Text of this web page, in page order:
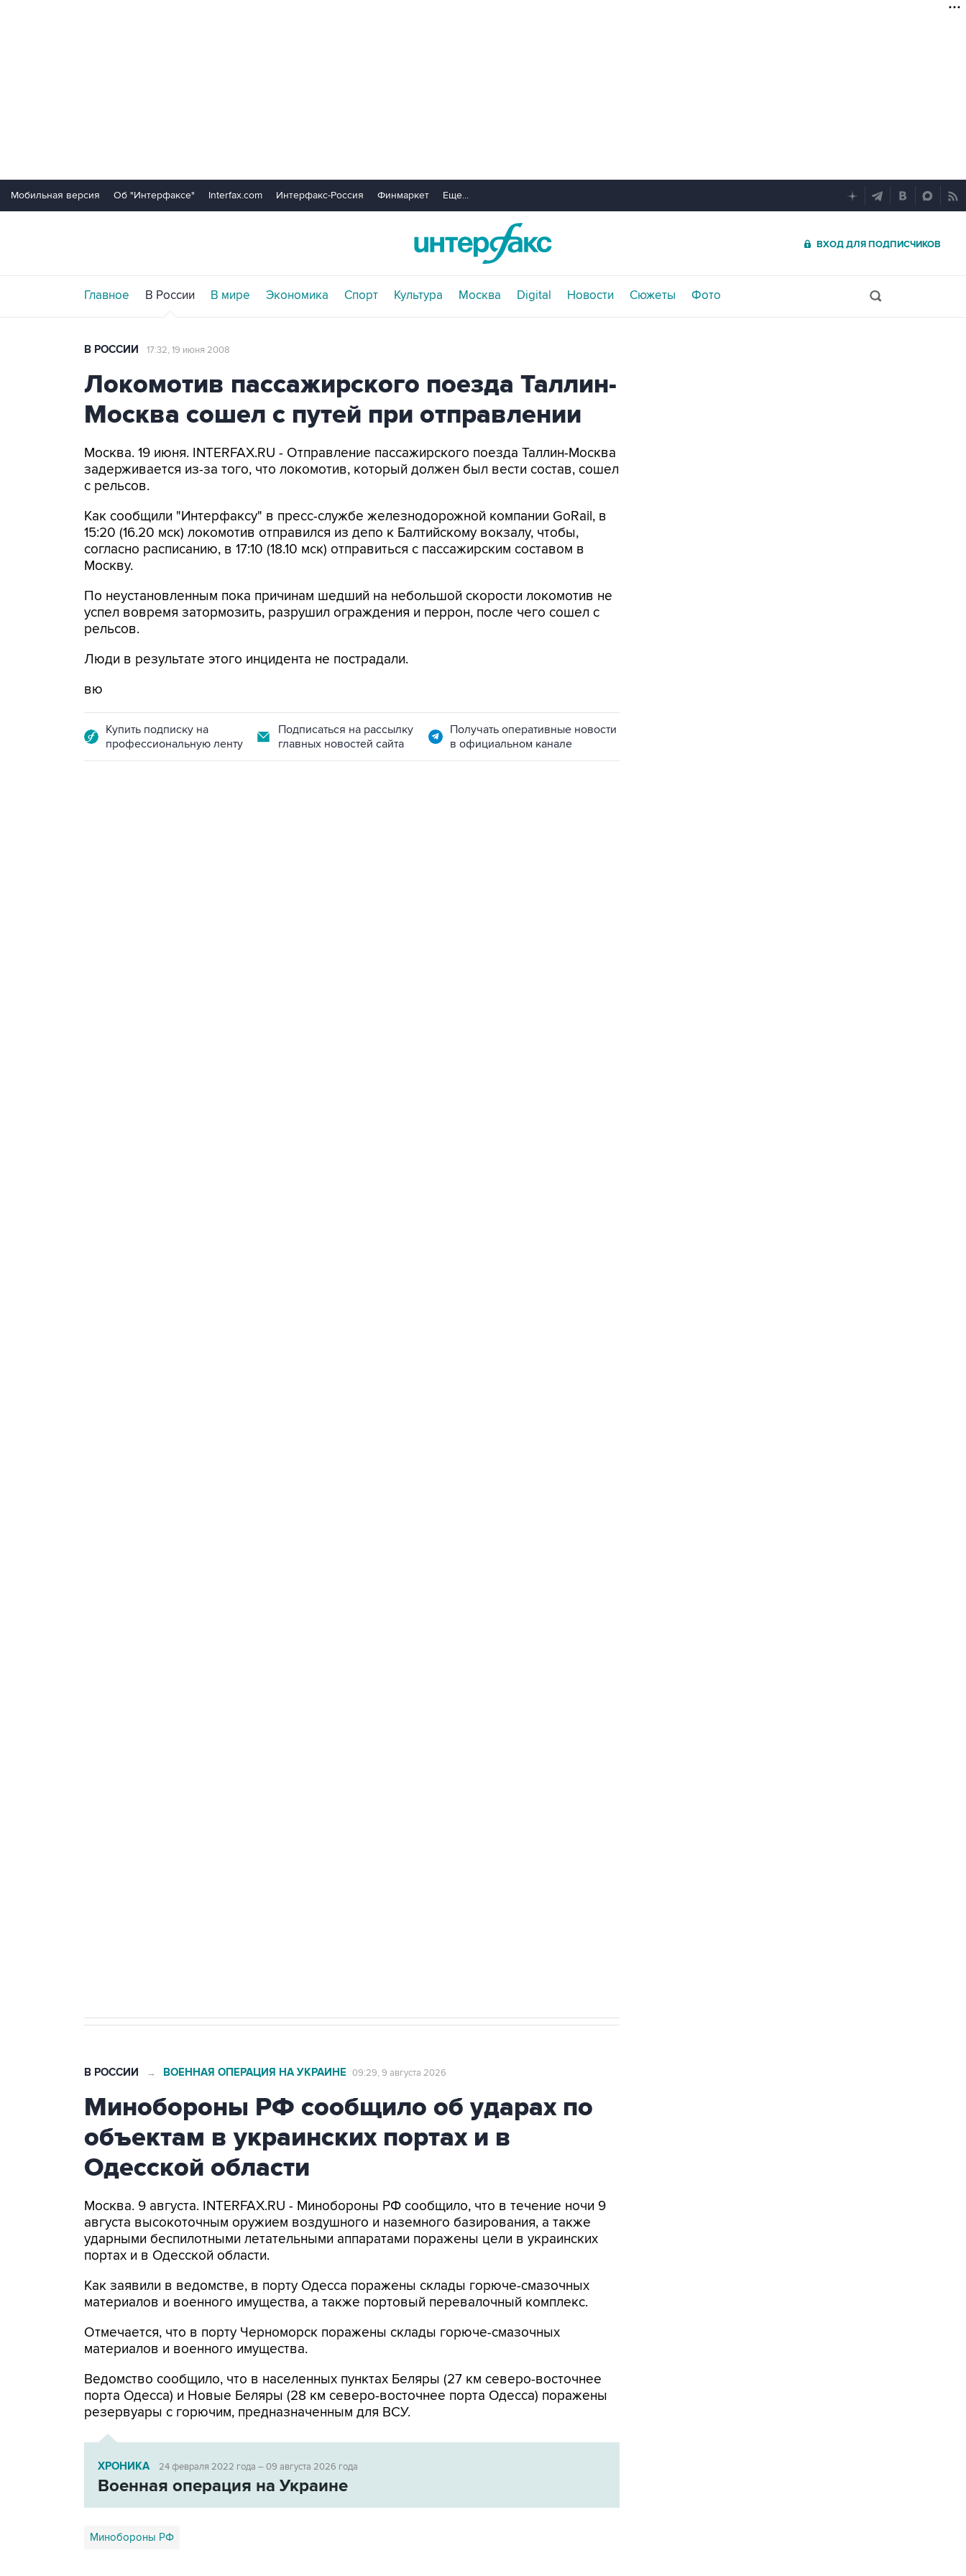
Мобильная версия Об "Интерфаксе" Interfax.com Интерфакс-Россия Финмаркет Еще...
ВХОД ДЛЯ ПОДПИСЧИКОВ
Главное В России В мире Экономика Спорт Культура Москва Digital Новости Сюжеты Фото
В РОССИИ 17:32, 19 июня 2008
Локомотив пассажирского поезда Таллин-
Москва сошел с путей при отправлении
Москва. 19 июня. INTERFAX.RU - Отправление пассажирского поезда Таллин-Москва
задерживается из-за того, что локомотив, который должен был вести состав, сошел
с рельсов.
Как сообщили "Интерфаксу" в пресс-службе железнодорожной компании GoRail, в
15:20 (16.20 мск) локомотив отправился из депо к Балтийскому вокзалу, чтобы,
согласно расписанию, в 17:10 (18.10 мск) отправиться с пассажирским составом в
Москву.
По неустановленным пока причинам шедший на небольшой скорости локомотив не
успел вовремя затормозить, разрушил ограждения и перрон, после чего сошел с
рельсов.
Люди в результате этого инцидента не пострадали.
вю
Купить подписку на
профессиональную ленту
Подписаться на рассылку
главных новостей сайта
Получать оперативные новости
в официальном канале
В РОССИИ → ВОЕННАЯ ОПЕРАЦИЯ НА УКРАИНЕ 09:29, 9 августа 2026
Минобороны РФ сообщило об ударах по
объектам в украинских портах и в
Одесской области
Москва. 9 августа. INTERFAX.RU - Минобороны РФ сообщило, что в течение ночи 9
августа высокоточным оружием воздушного и наземного базирования, а также
ударными беспилотными летательными аппаратами поражены цели в украинских
портах и в Одесской области.
Как заявили в ведомстве, в порту Одесса поражены склады горюче-смазочных
материалов и военного имущества, а также портовый перевалочный комплекс.
Отмечается, что в порту Черноморск поражены склады горюче-смазочных
материалов и военного имущества.
Ведомство сообщило, что в населенных пунктах Беляры (27 км северо-восточнее
порта Одесса) и Новые Беляры (28 км северо-восточнее порта Одесса) поражены
резервуары с горючим, предназначенным для ВСУ.
ХРОНИКА 24 февраля 2022 года – 09 августа 2026 года
Военная операция на Украине
Минобороны РФ